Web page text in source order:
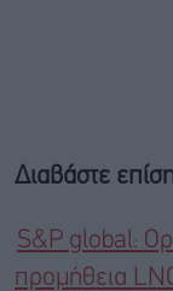
Διαβάστε
S&P global:
προμήθεια